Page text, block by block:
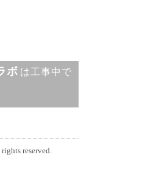
ボ は工事中で
reserved.